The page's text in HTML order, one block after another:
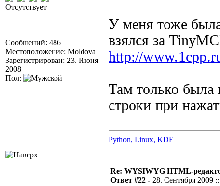
Отсутствует
Сообщений: 486
Местоположение: Moldova
Зарегистрирован: 23. Июня
2008
Пол:
У меня тоже
взялся за
http://
Там только была
строки при
Python, Linux, KDE
Re: WYSIWYG HTML-
Ответ #22 - 28. Сентября 2009